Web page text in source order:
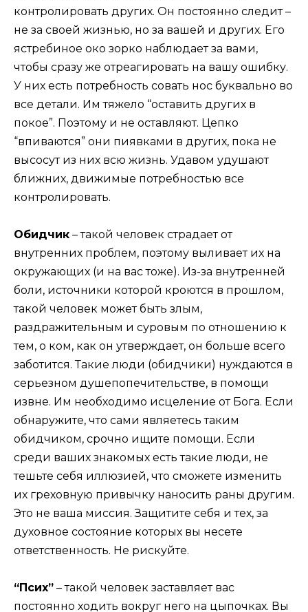
контролировать других. Он постоянно следит –
не за своей жизнью, но за вашей и других. Его
ястребиное око зорко наблюдает за вами,
чтобы сразу же отреагировать на вашу ошибку.
У них есть потребность совать нос буквально во
все детали. Им тяжело “оставить других в
покое”. Поэтому и не оставляют. Цепко
“впиваются” они пиявками в других, пока не
высосут из них всю жизнь. Удавом удушают
ближних, движимые потребностью все
контролировать.
Обидчик – такой человек страдает от
внутренних проблем, поэтому выливает их на
окружающих (и на вас тоже). Из-за внутренней
боли, источники которой кроются в прошлом,
такой человек может быть злым,
раздражительным и суровым по отношению к
тем, о ком, как он утверждает, он больше всего
заботится. Такие люди (обидчики) нуждаются в
серьезном душепопечительстве, в помощи
извне. Им необходимо исцеление от Бога. Если
обнаружите, что сами являетесь таким
обидчиком, срочно ищите помощи. Если
среди ваших знакомых есть такие люди, не
тешьте себя иллюзией, что сможете изменить
их греховную привычку наносить раны другим.
Это не ваша миссия. Защитите себя и тех, за
духовное состояние которых вы несете
ответственность. Не рискуйте.
“Псих” – такой человек заставляет вас
постоянно ходить вокруг него на цыпочках. Вы